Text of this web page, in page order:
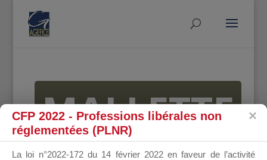
MALLETTE
CFP 2022 - Professions libérales non
réglementées (PLNR)
La loi n°2022-172 du 14 février 2022 en faveur de l’activité